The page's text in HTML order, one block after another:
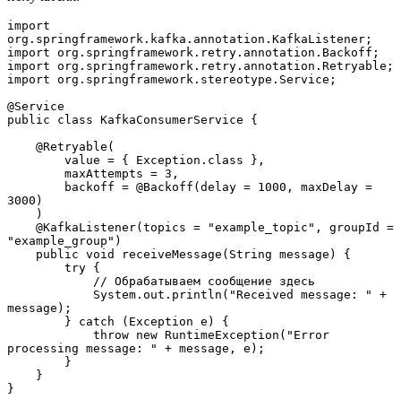
import
org.springframework.kafka.annotation.KafkaListener;
import org.springframework.retry.annotation.Backoff;
import org.springframework.retry.annotation.Retryable;
import org.springframework.stereotype.Service;
@Service
public class KafkaConsumerService {
    @Retryable(
        value = { Exception.class },
        maxAttempts = 3,
3000)
    )
"example_group")
    public void receiveMessage(String message) {
        try {
            // Обрабатываем сообщение здесь
message);
        } catch (Exception e) {
processing message: " + message, e);
        }
    }
}